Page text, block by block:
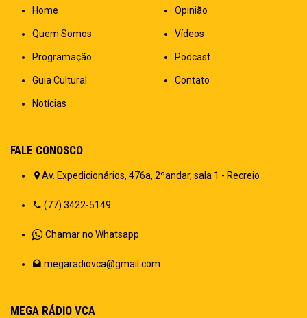
Home
Quem Somos
Programação
Guia Cultural
Notícias
Opinião
Vídeos
Podcast
Contato
FALE CONOSCO
Av. Expedicionários, 476a, 2ºandar, sala 1 - Recreio
(77) 3422-5149
Chamar no Whatsapp
megaradiovca@gmail.com
MEGA RÁDIO VCA